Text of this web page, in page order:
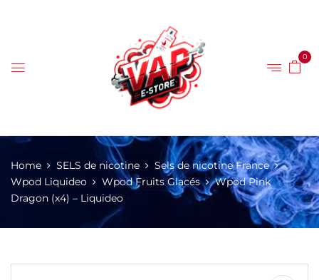
0
Home SELS de nicotine
Sels de nicotine France
Wpod Liquideo
Wpod Fruits Glacés
Wpod Pink
Dragon (x4) – Liquideo